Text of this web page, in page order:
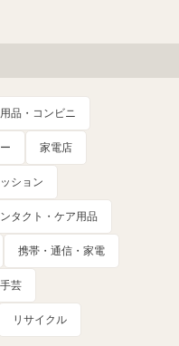
品・コンビニ
家電店
ション
タクト・ケア用品
携帯・通信・家電
芸
リサイクル